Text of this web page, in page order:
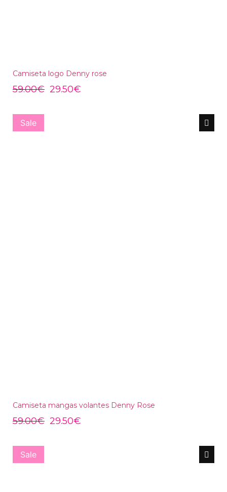
Camiseta logo Denny rose
59.00€ 29.50€
Sale
Camiseta mangas volantes Denny Rose
59.00€ 29.50€
Sale